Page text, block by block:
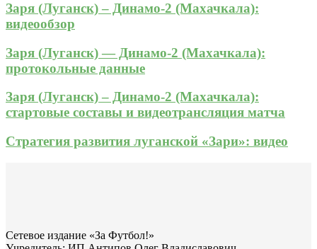
Заря (Луганск) – Динамо-2 (Махачкала):
видеообзор
Заря (Луганск) — Динамо-2 (Махачкала):
протокольные данные
Заря (Луганск) – Динамо-2 (Махачкала):
стартовые составы и видеотрансляция матча
Стратегия развития луганской «Зари»: видео
Сетевое издание «За Футбол!»